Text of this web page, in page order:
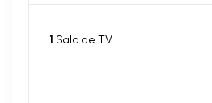
1 Sala de TV